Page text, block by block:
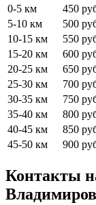
0-5 км
450
5-10 км
500
10-15 км
550
15-20 км
600
20-25 км
650
25-30 км
700
30-35 км
750
35-40 км
800
40-45 км
850
45-50 км
900
Контакты